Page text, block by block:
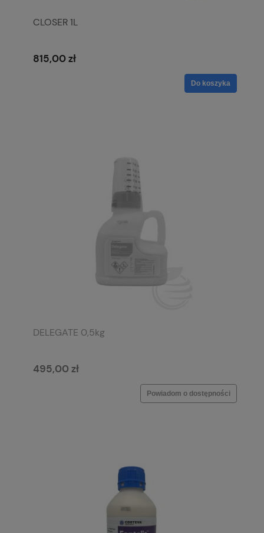
CLOSER 1L
815,00 zł
Do koszyka
DELEGATE 0,5kg
495,00 zł
Powiadom o dostępności